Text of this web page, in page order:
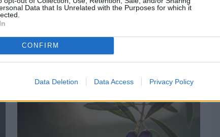
Data that Is Unrelated with the Purposes for which it
CONFIRM
Data Deletion Data Access Privacy Policy